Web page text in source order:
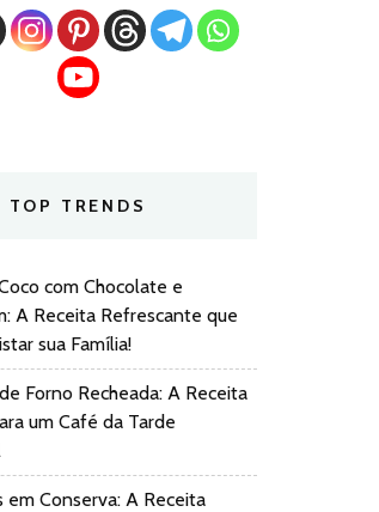
TOP TRENDS
com Chocolate e
A Receita Refrescante que
sua Família!
Forno Recheada: A Receita
um Café da Tarde
em Conserva: A Receita